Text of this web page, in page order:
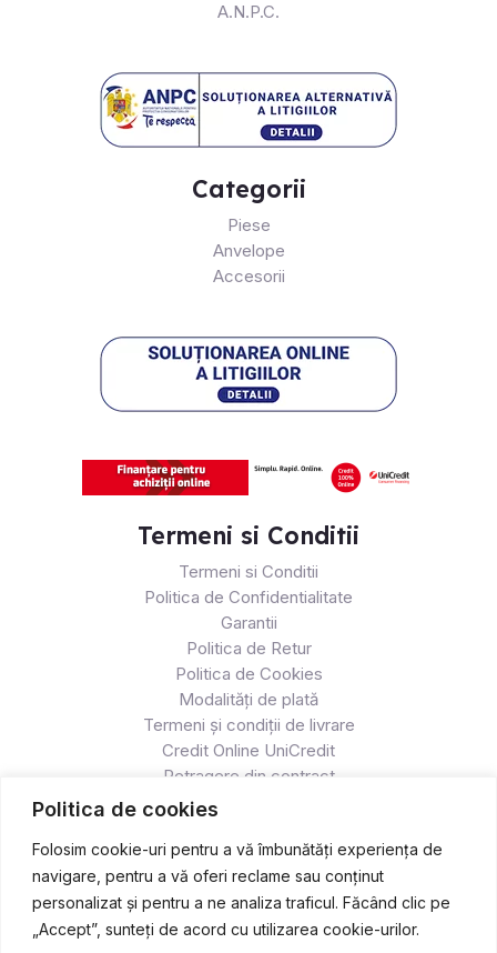
Politica de cookies
Folosim cookie-uri pentru a vă îmbunătăți experiența de
navigare, pentru a vă oferi reclame sau conținut
personalizat și pentru a ne analiza traficul. Făcând clic pe
„Accept”, sunteți de acord cu utilizarea cookie-urilor.
A.N.P.C.
Categorii
Piese
Anvelope
Accesorii
Termeni si Conditii
Termeni si Conditii
Politica de Confidentialitate
Garantii
Politica de Retur
Politica de Cookies
Modalități de plată
Termeni și condiții de livrare
Credit Online UniCredit
Retragere din contract